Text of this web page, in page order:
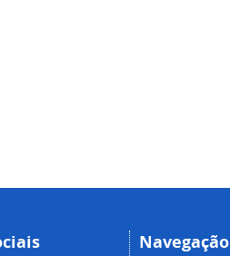
Navegação